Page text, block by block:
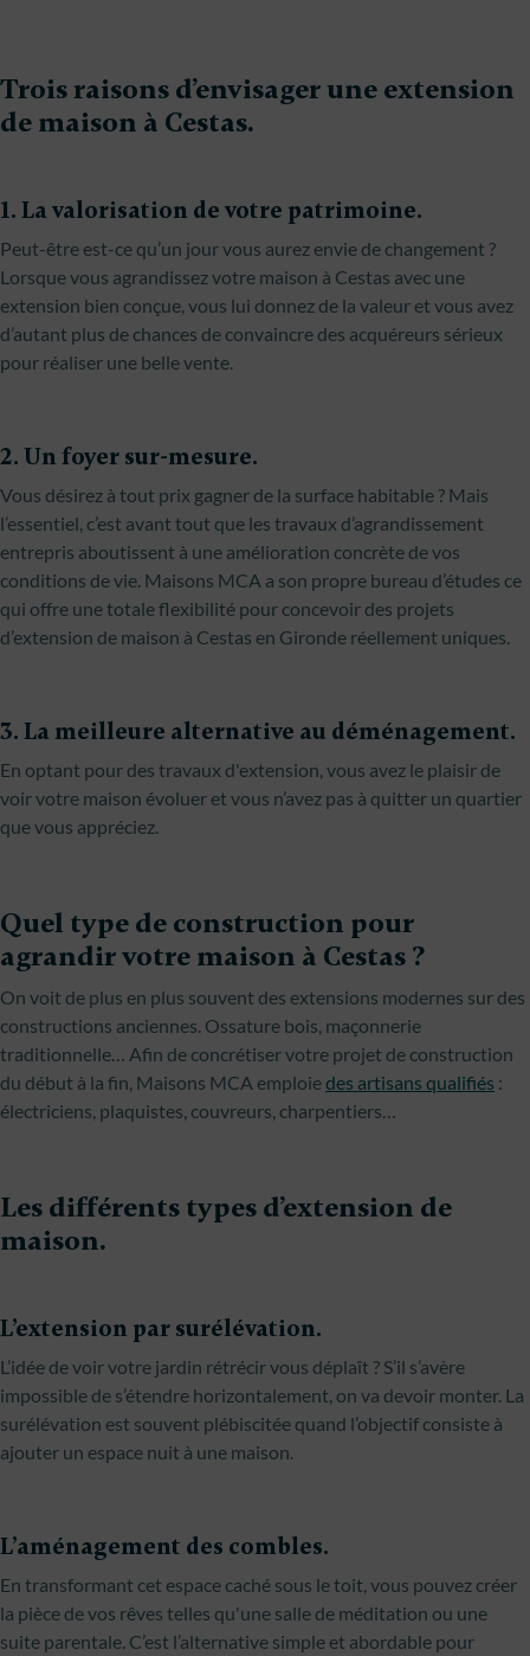
Trois raisons d’envisager une extension
de maison à Cestas.
1. La valorisation de votre patrimoine.
Peut-être est-ce qu’un jour vous aurez envie de changement ?
Lorsque vous agrandissez votre maison à Cestas avec une
extension bien conçue, vous lui donnez de la valeur et vous avez
d’autant plus de chances de convaincre des acquéreurs sérieux
pour réaliser une belle vente.
2. Un foyer sur-mesure.
Vous désirez à tout prix gagner de la surface habitable ? Mais
l’essentiel, c’est avant tout que les travaux d’agrandissement
entrepris aboutissent à une amélioration concrète de vos
conditions de vie. Maisons MCA a son propre bureau d’études ce
qui offre une totale flexibilité pour concevoir des projets
d’extension de maison à Cestas en Gironde réellement uniques.
3. La meilleure alternative au déménagement.
En optant pour des travaux d'extension, vous avez le plaisir de
voir votre maison évoluer et vous n’avez pas à quitter un quartier
que vous appréciez.
Quel type de construction pour
agrandir votre maison à Cestas ?
On voit de plus en plus souvent des extensions modernes sur des
constructions anciennes. Ossature bois, maçonnerie
traditionnelle… Afin de concrétiser votre projet de construction
du début à la fin, Maisons MCA emploiedes artisans qualifiés :
électriciens, plaquistes, couvreurs, charpentiers…
Les différents types d’extension de
maison.
L’extension par surélévation.
L’idée de voir votre jardin rétrécir vous déplaît ? S’il s’avère
impossible de s’étendre horizontalement, on va devoir monter. La
surélévation est souvent plébiscitée quand l’objectif consiste à
ajouter un espace nuit à une maison.
L’aménagement des combles.
En transformant cet espace caché sous le toit, vous pouvez créer
la pièce de vos rêves telles qu'une salle de méditation ou une
suite parentale. C’est l’alternative simple et abordable pour